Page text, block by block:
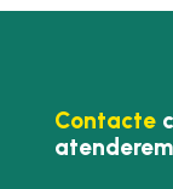
Contacte